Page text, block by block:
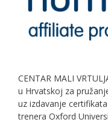
CENTAR MALI
u Hrvatskoj za
uz izdavanje
trenera Oxford